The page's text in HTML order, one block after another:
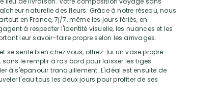
naturelle des fleurs. Grâce à notre réseau, nous
en France, 7j/7, même les jours fériés, en
à respecter l'identité visuelle, les nuances et les
leur savoir-faire propre selon les arrivages.
se sente bien chez vous, offrez-lui un vase propre
le remplir à ras bord pour laisser les tiges
à s'épanouir tranquillement. L'idéal est ensuite de
l'eau tous les deux jours pour profiter de ses